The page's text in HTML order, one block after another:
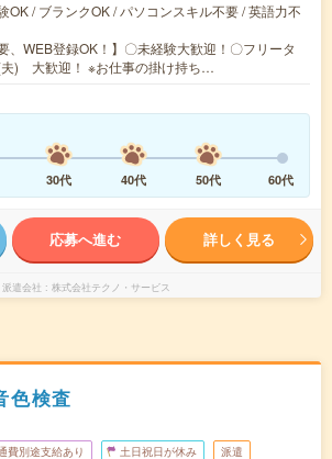
OK / ブランクOK / パソコンスキル不要 / 英語力不
、WEB登録OK！】〇未経験大歓迎！〇フリータ
夫) 大歓迎！ ※お仕事の掛け持ち…
30代 40代 50代 60代
応募へ進む 詳しく見る
派遣会社 株式会社テクノ・サービス
色検査
費別途支給あり 土日祝日が休み 派遣